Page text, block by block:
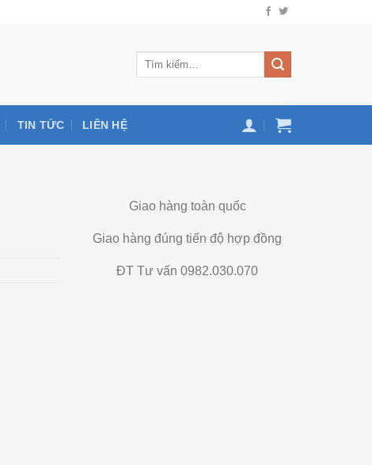
TIN TỨC LIÊN HỆ
Giao hàng toàn quốc
Giao hàng đúng tiến độ hợp đồng
ĐT Tư vấn 0982.030.070